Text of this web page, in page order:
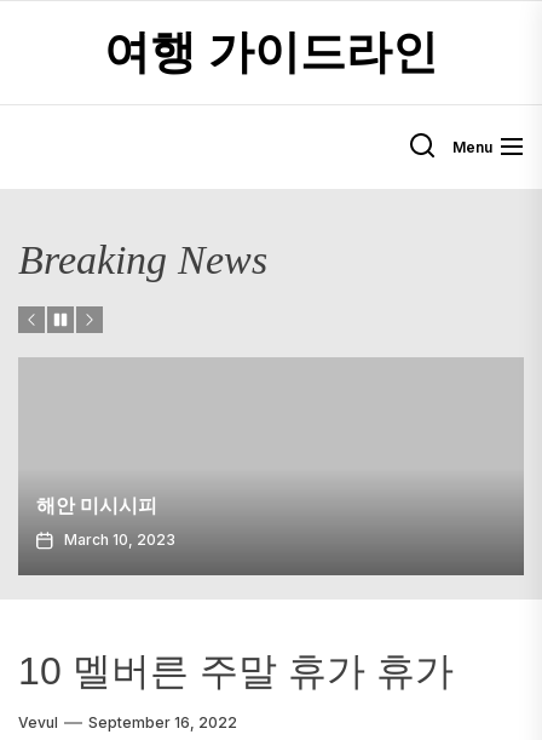
content
여행 가이드라인
Menu
Breaking News
10 멜버른 주말 휴가 휴가
Vevul September 16, 2022